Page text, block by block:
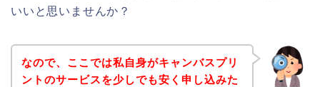
いいと思いませんか？
なので、ここでは私自身がキャンバスプリ
ントのサービスを少しでも安く申し込みた